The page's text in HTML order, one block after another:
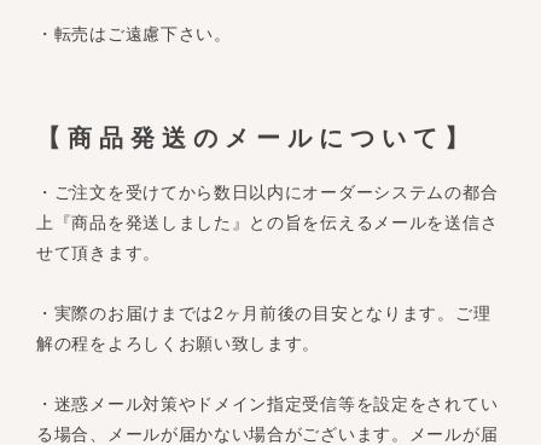
・転売はご遠慮下さい。
【商品発送のメールについて】
・ご注文を受けてから数日以内にオーダーシステムの都合
上『商品を発送しました』との旨を伝えるメールを送信さ
せて頂きます。
・実際のお届けまでは2ヶ月前後の目安となります。ご理
解の程をよろしくお願い致します。
・迷惑メール対策やドメイン指定受信等を設定をされてい
る場合、メールが届かない場合がございます。メールが届